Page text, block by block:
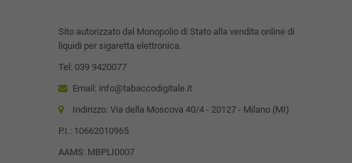
Sito autorizzato dal Monopolio di Stato alla vendita online di
liquidi per sigaretta elettronica.
Tel: 039 9420077
Email: info@tabaccodigitale.it
Indirizzo: Via della Moscova 40/4 - 20127 - Milano (MI)
P.I.: 10662010965
AAMS: MBPLI0007